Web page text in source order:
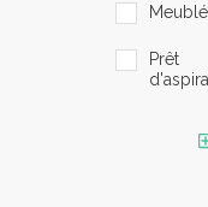
Meublé
Prêt